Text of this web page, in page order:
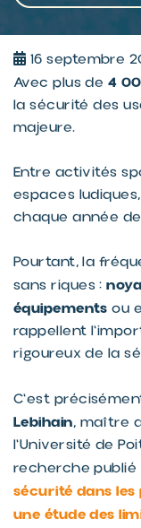
16 septembre
Avec plus de 4
la sécurité des
majeure.
Entre activités
espaces
chaque année
Pourtant, la
sans riques :
équipements ou
rappellent
rigoureux de la
C'est
Lebihain, maître
l'Université de
recherche
sécurité dans
une étude des